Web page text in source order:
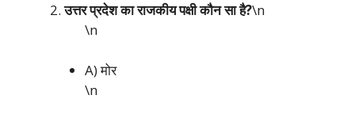
उत्तर प्रदेश का राजकीय पक्षी कौन सा है?\n
\n
A) मोर
\n